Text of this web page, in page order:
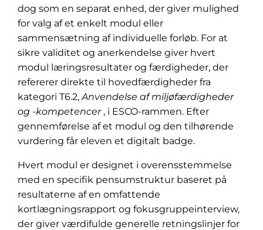
dog som en separat enhed, der giver mulighed
for valg af et enkelt modul eller
sammensætning af individuelle forløb. For at
sikre validitet og anerkendelse giver hvert
modul læringsresultater og færdigheder, der
refererer direkte til hovedfærdigheder fra
kategori T6.2, Anvendelse af miljøfærdigheder
og -kompetencer , i ESCO-rammen. Efter
gennemførelse af et modul og den tilhørende
vurdering får eleven et digitalt badge.
Hvert modul er designet i overensstemmelse
med en specifik pensumstruktur baseret på
resultaterne af en omfattende
kortlægningsrapport og fokusgruppeinterview,
der giver værdifulde generelle retningslinjer for